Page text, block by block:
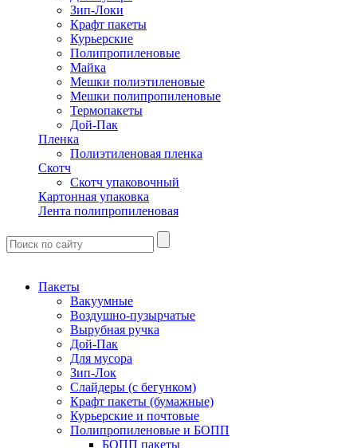
Зип-Локи
Крафт пакеты
Курьерские
Полипропиленовые
Майка
Мешки полиэтиленовые
Мешки полипропиленовые
Термопакеты
Дой-Пак
Пленка
Полиэтиленовая пленка
Скотч
Скотч упаковочный
Картонная упаковка
Лента полипропиленовая
Пакеты
Вакуумные
Воздушно-пузырчатые
Вырубная ручка
Дой-Пак
Для мусора
Зип-Лок
Слайдеры (с бегунком)
Крафт пакеты (бумажные)
Курьерские и почтовые
Полипропиленовые и БОПП
БОПП пакеты